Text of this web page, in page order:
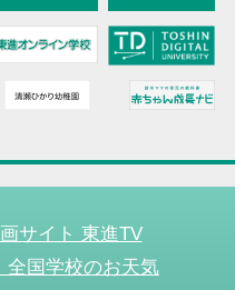
サイト 東進TV
全国学校のお天気